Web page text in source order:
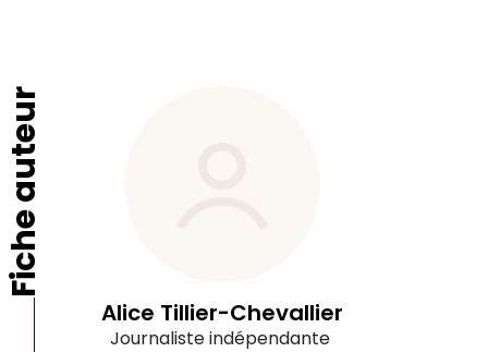
Fiche auteur
Alice Tillier-Chevallier
Journaliste indépendante